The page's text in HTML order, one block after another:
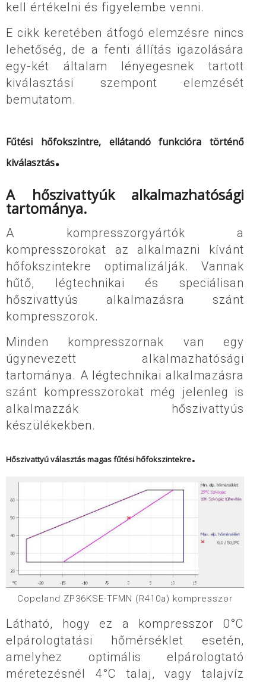
kell értékelni és figyelembe venni.
E cikk keretében átfogó elemzésre nincs
lehetőség, de a fenti állítás igazolására
egy-két általam lényegesnek tartott
kiválasztási szempont elemzését
bemutatom.
Fűtési hőfokszintre, ellátandó funkcióra történő
kiválasztás.
A hőszivattyúk alkalmazhatósági
tartománya.
A kompresszorgyártók a
kompresszorokat az alkalmazni kívánt
hőfokszintekre optimalizálják. Vannak
hűtő, légtechnikai és speciálisan
hőszivattyús alkalmazásra szánt
kompresszorok.
Minden kompresszornak van egy
úgynevezett alkalmazhatósági
tartománya. A légtechnikai alkalmazásra
szánt kompresszorokat még jelenleg is
alkalmazzák hőszivattyús
készülékekben.
Hőszivattyú választás magas fűtésihőfokszintekre.
Copeland ZP36KSE-TFMN (R410a) kompresszor
Látható, hogy ez a kompresszor 0°C
elpárologtatási hőmérséklet esetén,
amelyhez optimális elpárologtató
méretezésnél 4°C talaj, vagy talajvíz